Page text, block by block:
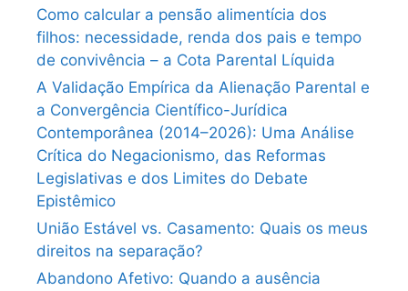
Como calcular a pensão alimentícia dos
filhos: necessidade, renda dos pais e tempo
de convivência – a Cota Parental Líquida
A Validação Empírica da Alienação Parental e
a Convergência Científico-Jurídica
Contemporânea (2014–2026): Uma Análise
Crítica do Negacionismo, das Reformas
Legislativas e dos Limites do Debate
Epistêmico
União Estável vs. Casamento: Quais os meus
direitos na separação?
Abandono Afetivo: Quando a ausência